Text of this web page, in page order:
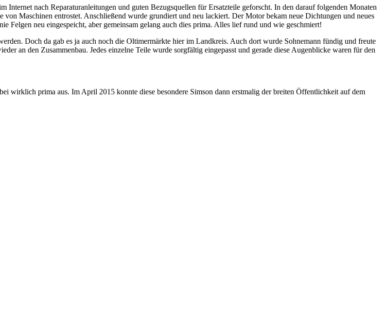
Internet nach Reparaturanleitungen und guten Bezugsquellen für Ersatzteile geforscht. In den darauf folgenden Monaten
Maschinen entrostet. Anschließend wurde grundiert und neu lackiert. Der Motor bekam neue Dichtungen und neues
Felgen neu eingespeicht, aber gemeinsam gelang auch dies prima. Alles lief rund und wie geschmiert!
Doch da gab es ja auch noch die Oltimermärkte hier im Landkreis. Auch dort wurde Sohnemann fündig und freute
an den Zusammenbau. Jedes einzelne Teile wurde sorgfältig eingepasst und gerade diese Augenblicke waren für den
wirklich prima aus. Im April 2015 konnte diese besondere Simson dann erstmalig der breiten Öffentlichkeit auf dem